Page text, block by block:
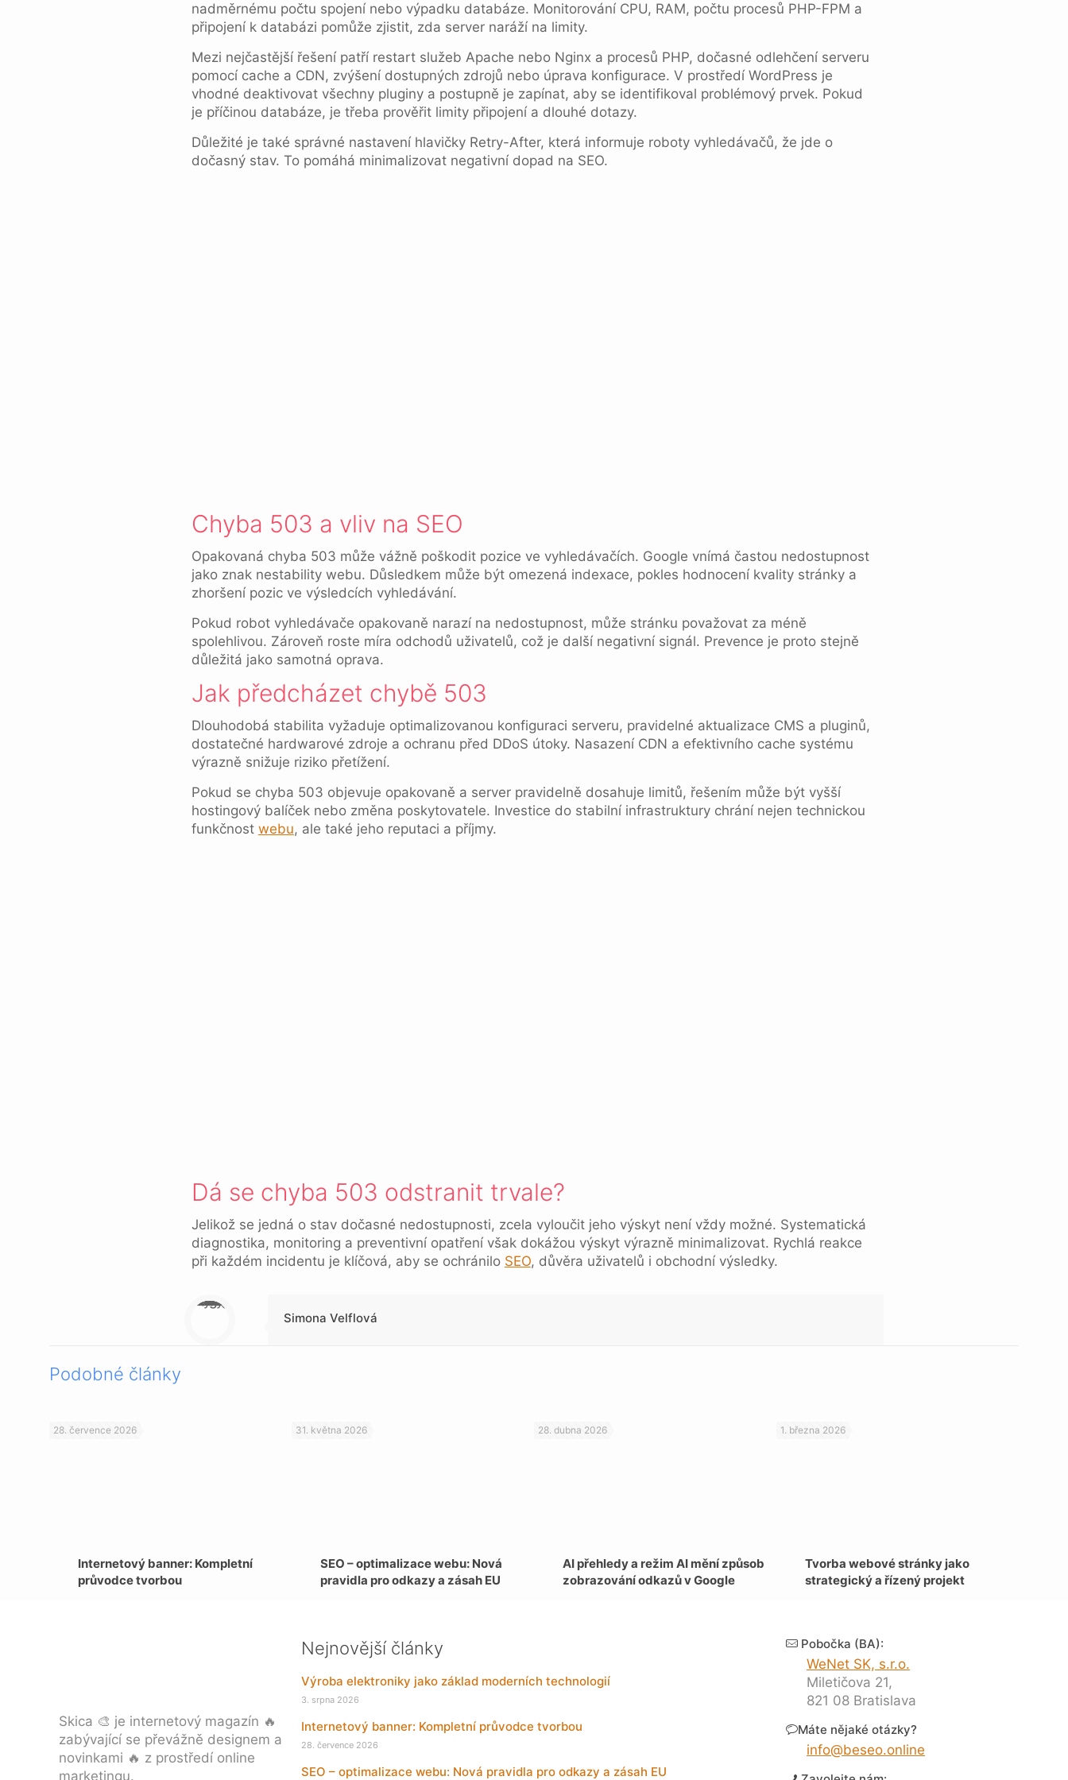
nadměrnému počtu spojení nebo výpadku databáze. Monitorování CPU, RAM, počtu procesů PHP-FPM a
připojení k databázi pomůže zjistit, zda server naráží na limity.
Mezi nejčastější řešení patří restart služeb Apache nebo Nginx a procesů PHP, dočasné odlehčení serveru
pomocí cache a CDN, zvýšení dostupných zdrojů nebo úprava konfigurace. V prostředí WordPress je
vhodné deaktivovat všechny pluginy a postupně je zapínat, aby se identifikoval problémový prvek. Pokud
je příčinou databáze, je třeba prověřit limity připojení a dlouhé dotazy.
Důležité je také správné nastavení hlavičky Retry-After, která informuje roboty vyhledávačů, že jde o
dočasný stav. To pomáhá minimalizovat negativní dopad na SEO.
Chyba 503 a vliv na SEO
Opakovaná chyba 503 může vážně poškodit pozice ve vyhledávačích. Google vnímá častou nedostupnost
jako znak nestability webu. Důsledkem může být omezená indexace, pokles hodnocení kvality stránky a
zhoršení pozic ve výsledcích vyhledávání.
Pokud robot vyhledávače opakovaně narazí na nedostupnost, může stránku považovat za méně
spolehlivou. Zároveň roste míra odchodů uživatelů, což je další negativní signál. Prevence je proto stejně
důležitá jako samotná oprava.
Jak předcházet chybě 503
Dlouhodobá stabilita vyžaduje optimalizovanou konfiguraci serveru, pravidelné aktualizace CMS a pluginů,
dostatečné hardwarové zdroje a ochranu před DDoS útoky. Nasazení CDN a efektivního cache systému
výrazně snižuje riziko přetížení.
Pokud se chyba 503 objevuje opakovaně a server pravidelně dosahuje limitů, řešením může být vyšší
hostingový balíček nebo změna poskytovatele. Investice do stabilní infrastruktury chrání nejen technickou
funkčnost webu, ale také jeho reputaci a příjmy.
Dá se chyba 503 odstranit trvale?
Jelikož se jedná o stav dočasné nedostupnosti, zcela vyloučit jeho výskyt není vždy možné. Systematická
diagnostika, monitoring a preventivní opatření však dokážou výskyt výrazně minimalizovat. Rychlá reakce
při každém incidentu je klíčová, aby se ochránilo SEO, důvěra uživatelů i obchodní výsledky.
Warning
: Trying to access array offset on null in
/data/1/4/149a9a91-3acc-4306-8eec-62104a76cbc2/skica.online/web/wp-content/themes/betheme-child/includes/content-single.php
on line
286
Simona Velflová
Podobné články
28. července 2026
Internetový banner: Kompletní
průvodce tvorbou
31. května 2026
SEO – optimalizace webu: Nová
pravidla pro odkazy a zásah EU
28. dubna 2026
AI přehledy a režim AI mění způsob
zobrazování odkazů v Google
1. března 2026
Tvorba webové stránky jako
strategický a řízený projekt
Skica 🎨 je internetový magazín 🔥
zabývající se převážně designem a
novinkami 🔥 z prostředí online
marketingu.
Nejnovější články
Výroba elektroniky jako základ moderních technologií
3. srpna 2026
Internetový banner: Kompletní průvodce tvorbou
28. července 2026
SEO – optimalizace webu: Nová pravidla pro odkazy a zásah EU
Pobočka (BA):
WeNet SK, s.r.o.
Miletičova 21,
821 08 Bratislava
Máte nějaké otázky?
info@beseo.online